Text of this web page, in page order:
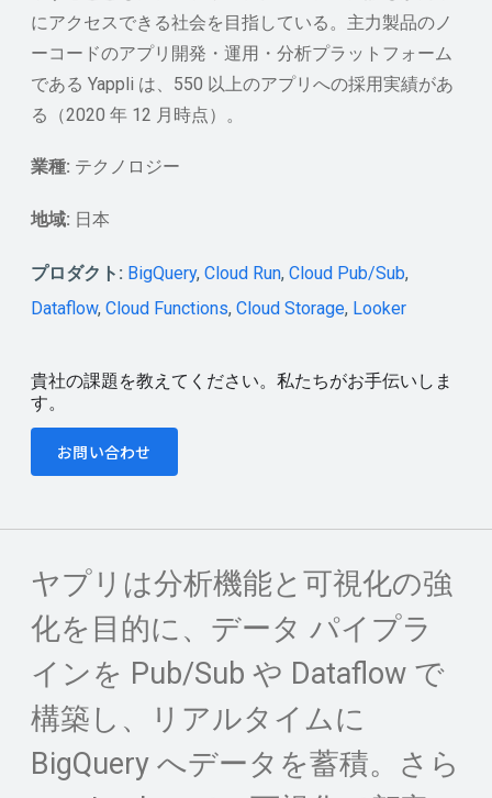
にアクセスできる社会を目指している。主力製品のノ
ーコードのアプリ開発・運用・分析プラットフォーム
である Yappli は、550 以上のアプリへの採用実績があ
る（2020 年 12 月時点）。
業種: テクノロジー
地域: 日本
プロダクト: BigQuery, Cloud Run, Cloud Pub/Sub,
Dataflow, Cloud Functions, Cloud Storage, Looker
貴社の課題を教えてください。私たちがお手伝いしま
す。
お問い合わせ
ヤプリは分析機能と可視化の強
化を目的に、データ パイプラ
インを Pub/Sub や Dataflow で
構築し、リアルタイムに
BigQuery へデータを蓄積。さら